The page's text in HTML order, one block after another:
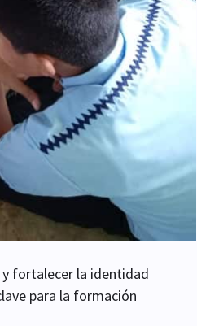
fortalecer la identidad
para la formación